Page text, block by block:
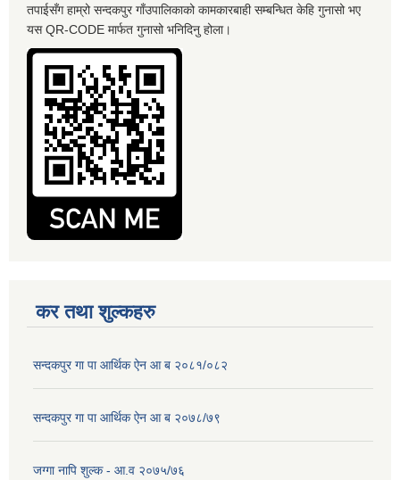
तपाईसँग हाम्रो सन्दकपुर गाँउपालिकाको कामकारबाही सम्बन्धित केहि गुनासो भए
यस QR-CODE मार्फत गुनासो भनिदिनु होला।
कर तथा शुल्कहरु
सन्दकपुर गा पा आर्थिक ऐन आ ब २०८१/०८२
सन्दकपुर गा पा आर्थिक ऐन आ ब २०७८/७९
जग्गा नापि शुल्क - आ.व २०७५/७६